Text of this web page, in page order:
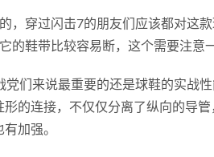
，穿过闪击7的朋友们应该都对这
的鞋带比较容易断，这个需要注意
们来说最重要的还是球鞋的实战
的连接，不仅仅分离了纵向的导
加强。